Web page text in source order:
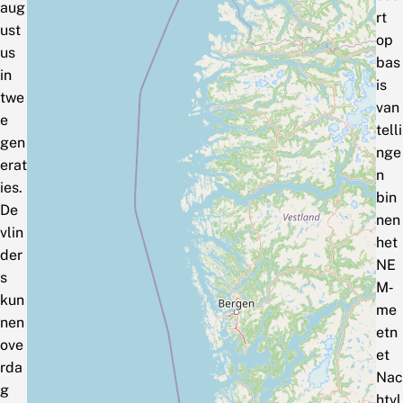
aug
ust
us
in
twe
e
gen
erat
ies.
De
vlin
der
s
kun
nen
ove
rda
g
rt
op
bas
is
van
telli
nge
n
bin
nen
het
NE
M‑
me
etn
et
Nac